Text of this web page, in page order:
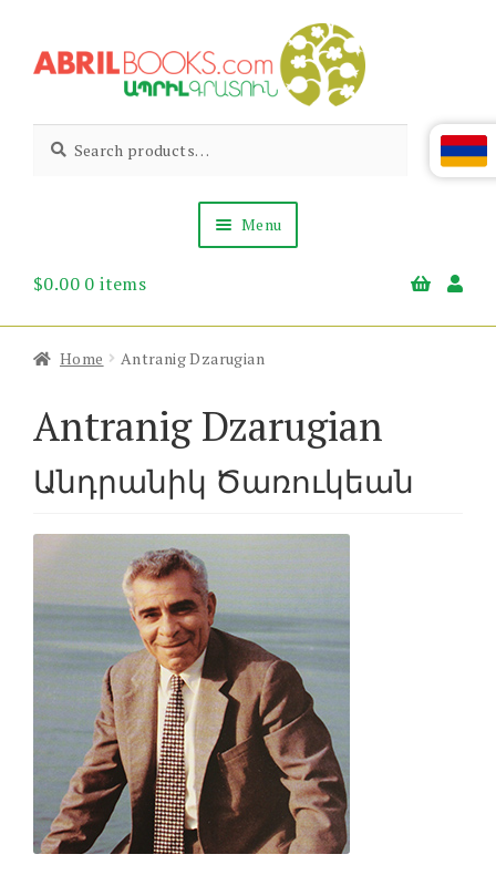
to
to
Abril
Books
Living
Armenian
for:
Menu
About Us
$0.00 0 items
Home Antranig Dzarugian
Antranig Dzarugian
Անդրանիկ Ծառուկեան